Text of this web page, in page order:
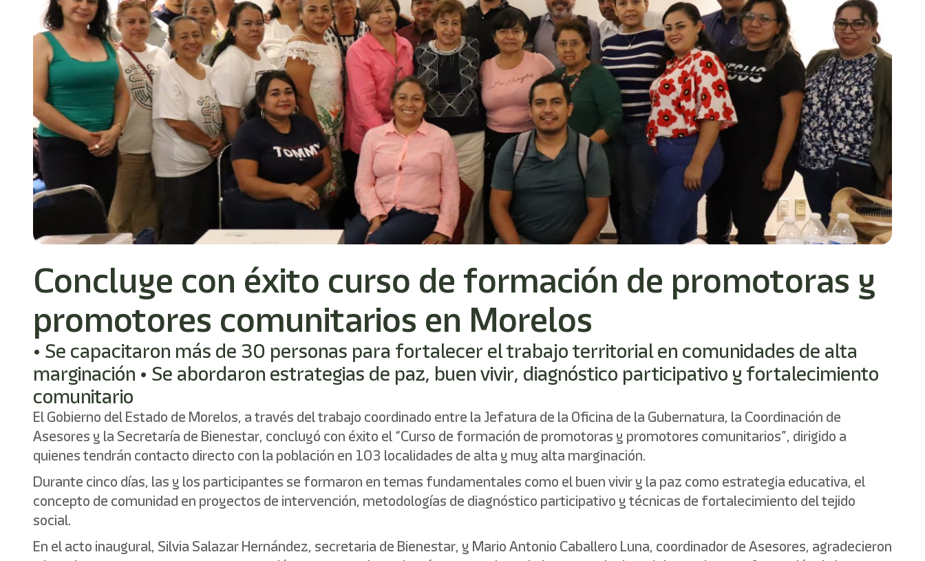
Concluye con éxito curso de formación de promotoras y
promotores comunitarios en Morelos
• Se capacitaron más de 30 personas para fortalecer el trabajo territorial en comunidades de alta
marginación • Se abordaron estrategias de paz, buen vivir, diagnóstico participativo y fortalecimiento
comunitario
El Gobierno del Estado de Morelos, a través del trabajo coordinado entre la Jefatura de la Oficina de la Gubernatura, la Coordinación de
Asesores y la Secretaría de Bienestar, concluyó con éxito el “Curso de formación de promotoras y promotores comunitarios”, dirigido a
quienes tendrán contacto directo con la población en 103 localidades de alta y muy alta marginación.
Durante cinco días, las y los participantes se formaron en temas fundamentales como el buen vivir y la paz como estrategia educativa, el
concepto de comunidad en proyectos de intervención, metodologías de diagnóstico participativo y técnicas de fortalecimiento del tejido
social.
En el acto inaugural, Silvia Salazar Hernández, secretaria de Bienestar, y Mario Antonio Caballero Luna, coordinador de Asesores, agradecieron